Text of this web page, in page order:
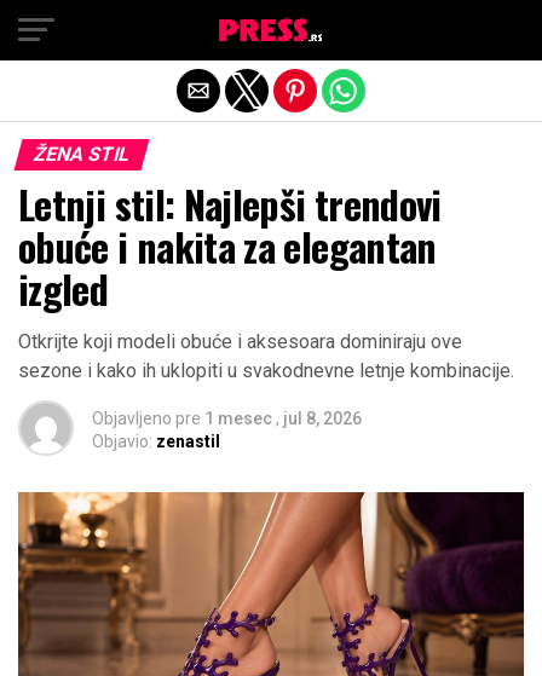
ŽENA STIL
Letnji stil: Najlepši trendovi
obuće i nakita za elegantan
izgled
Otkrijte koji modeli obuće i aksesoara dominiraju ove
sezone i kako ih uklopiti u svakodnevne letnje kombinacije.
Objavljeno pre 1 mesec , jul 8, 2026
Objavio: zenastil
Exit mobile version